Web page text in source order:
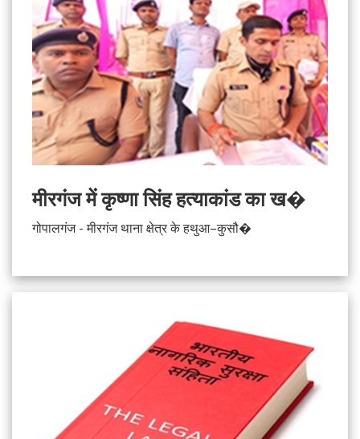
मीरगंज में कृष्णा सिंह हत्याकांड का ख�
गोपालगंज - मीरगंज थाना क्षेत्र के हथुआ–कुसौ�